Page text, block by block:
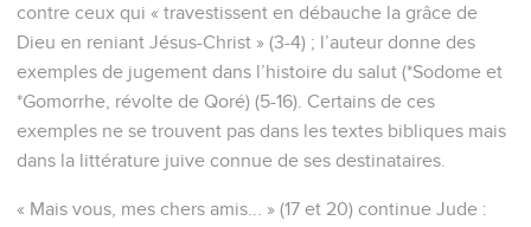
contre ceux qui « travestissent en débauche la grâce de
Dieu en reniant Jésus-Christ » (3-4) ; l’auteur donne des
exemples de jugement dans l’histoire du salut (*Sodome et
*Gomorrhe, révolte de Qoré) (5-16). Certains de ces
exemples ne se trouvent pas dans les textes bibliques mais
dans la littérature juive connue de ses destinataires.
« Mais vous, mes chers amis... » (17 et 20) continue Jude :